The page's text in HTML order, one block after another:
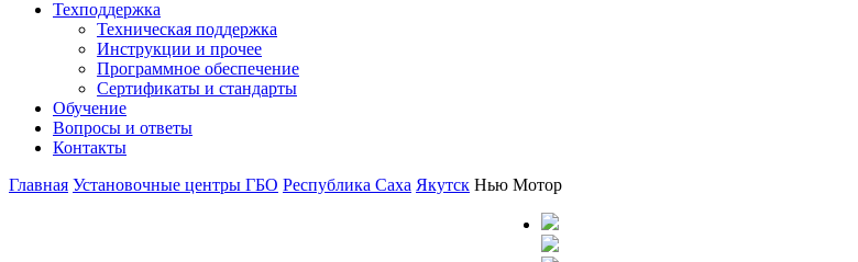
Техподдержка
Техническая поддержка
Инструкции и прочее
Программное обеспечение
Сертификаты и стандарты
Обучение
Вопросы и ответы
Контакты
Главная Установочные центры ГБО Республика Саха Якутск Нью Мотор